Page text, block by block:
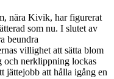
nära Kivik, har figurerat
som nu. I slutet av
beundra
villighet att sätta blom
och nerklippning lockas
jättejobb att hålla igång en